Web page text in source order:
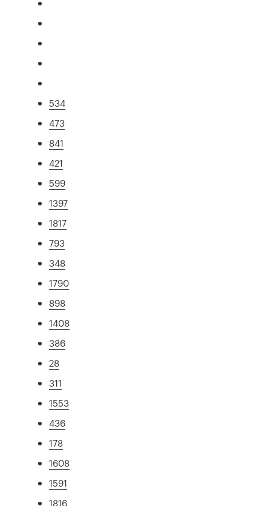
534
473
841
421
599
1397
1817
793
348
1790
898
1408
386
28
311
1553
436
178
1608
1591
1816